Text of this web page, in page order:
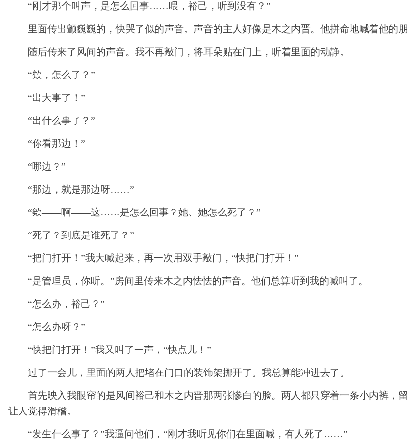
“刚才那个叫声，是怎么回事……喂，裕己，听到没有？”
里面传出颤巍巍的，快哭了似的声音。声音的主人好像是木之内晋。他拼命地喊着他
随后传来了风间的声音。我不再敲门，将耳朵贴在门上，听着里面的动静。
“欸，怎么了？”
“出大事了！”
“出什么事了？”
“你看那边！”
“哪边？”
“那边，就是那边呀……”
“欸——啊——这……是怎么回事？她、她怎么死了？”
“死了？到底是谁死了？”
“把门打开！”我大喊起来，再一次用双手敲门，“快把门打开！”
“是管理员，你听。”房间里传来木之内怯怯的声音。他们总算听到我的喊叫了。
“怎么办，裕己？”
“怎么办呀？”
“快把门打开！”我又叫了一声，“快点儿！”
过了一会儿，里面的两人把堵在门口的装饰架挪开了。我总算能冲进去了。
首先映入我眼帘的是风间裕己和木之内晋那两张惨白的脸。两人都只穿着一条小内裤，
让人觉得滑稽。
“发生什么事了？”我逼问他们，“刚才我听见你们在里面喊，有人死了……”